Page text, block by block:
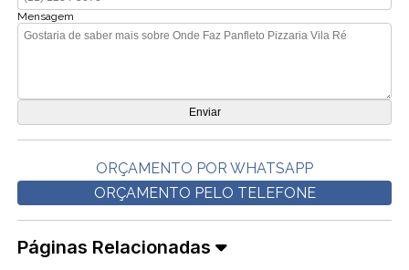
Mensagem
ORÇAMENTO POR WHATSAPP
ORÇAMENTO PELO TELEFONE
Páginas Relacionadas